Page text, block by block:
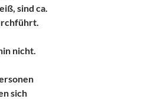
sind ca.
nicht.
sich